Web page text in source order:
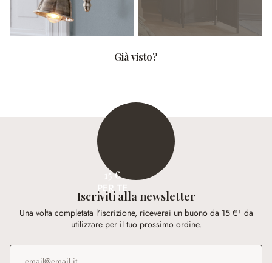
Già visto?
15 €
PER TE
Iscriviti alla newsletter
Una volta completata l'iscrizione, riceverai un buono da 15 €¹ da
utilizzare per il tuo prossimo ordine.
Indirizzo e-mail